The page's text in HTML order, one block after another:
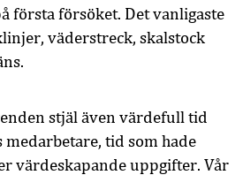
första försöket. Det vanligaste
väderstreck, skalstock
stjäl även värdefull tid
tid som hade
värdeskapande uppgifter. Vår